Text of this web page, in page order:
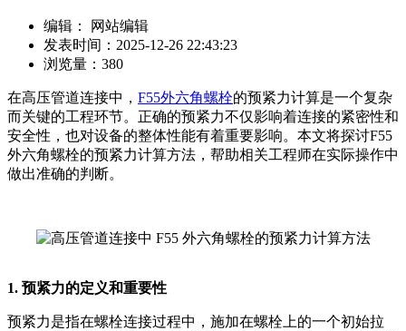
编辑： 网站编辑
发表时间：2025-12-26 22:43:23
浏览量：380
在高压管道连接中， F55外六角螺栓的预紧力计算是一个复杂
而关键的工程环节。正确的预紧力不仅影响着连接的紧密性和
安全性，也对设备的整体性能有着重要影响。本文将探讨F55
外六角螺栓的预紧力计算方法，帮助相关工程师在实际操作中
做出准确的判断。
1. 预紧力的定义和重要性
预紧力是指在螺栓连接过程中，施加在螺栓上的一个初始拉